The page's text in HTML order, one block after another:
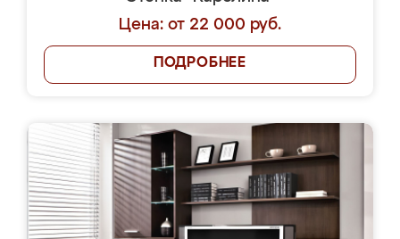
Цена: от 22 000 руб.
ПОДРОБНЕЕ